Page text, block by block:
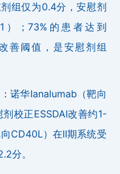
组仅为0.4分，安慰剂
；73%的患者达到
善阈值，是安慰剂组
诺华Ianalumab（靶向
校正ESSDAI改善约1-
CD40L）在II期系统受
分。